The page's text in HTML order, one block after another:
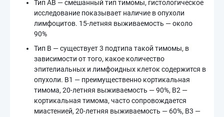
Тип AB — смешанный тип тимомы, гистологическое
исследование показывает наличие в опухоли
лимфоцитов. 15-летняя выживаемость — около
90%
Тип B — существует 3 подтипа такой тимомы, в
зависимости от того, какое количество
эпителиальных и лимфоидных клеток содержится в
опухоли. B1 — преимущественно кортикальная
тимома, 20-летняя выживаемость — 90%, B2 —
кортикальная тимома, часто сопровождается
миастенией, 20-летняя выживаемость — 60%, B3 —